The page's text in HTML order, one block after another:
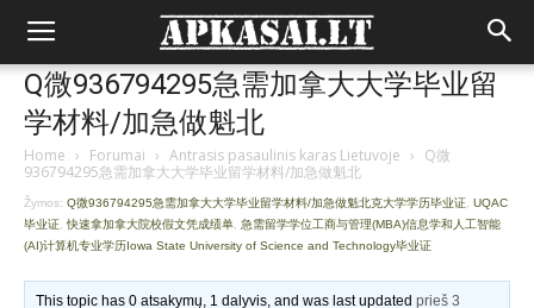
Q微936794295急需加拿大大学毕业留
学材料/加急做魁北
Home › Forumai › Antrasis pasaulinis karas Lietuvoje › Q微
936794295急需加拿大大学毕业留学材料/加急做魁北
Žymos: Q微936794295急需加拿大大学毕业留学材料/加急做魁北克大学学历毕业证 UQAC
毕业证 快速拿加拿大院校假文凭成绩单 急需留学学位工商与管理(MBA)信息学和人工智能
(AI)计算机专业学历Iowa State University of Science and Technology毕业证
This topic has 0 atsakymų, 1 dalyvis, and was last updatedprieš 3